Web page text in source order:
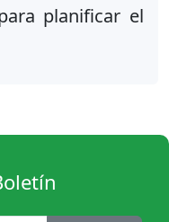
planificar el